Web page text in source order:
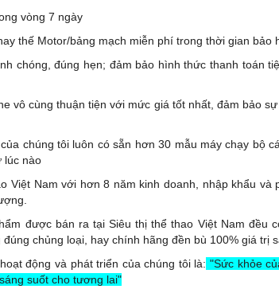
vòng 7 ngày
thế Motor/bảng mạch miễn phí trong thời gian bảo
chóng, đúng hẹn; đảm bảo hình thức thanh toán
vô cùng thuận tiện với mức giá tốt nhất, đảm bảo
chúng tôi luôn có sẵn hơn 30 mẫu máy chạy bộ
lúc nào
Việt Nam với hơn 8 năm kinh doanh, nhập khẩu
được bán ra tại Siêu thị thể thao Việt Nam đều
đúng chủng loại, hay chính hãng đền bù 100% giá trị
động và phát triển của chúng tôi là: "Sức khỏe
suốt cho tương lai"